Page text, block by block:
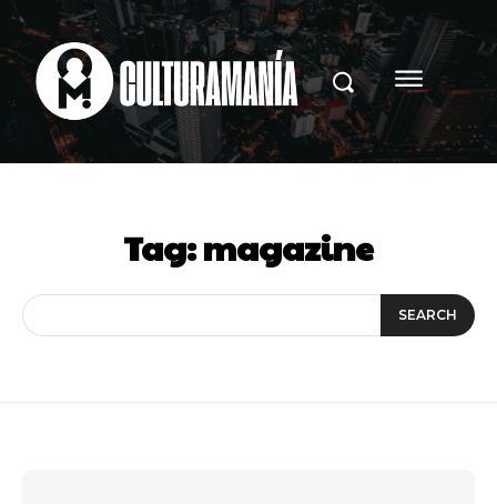
Tag:magazine
SEARCH